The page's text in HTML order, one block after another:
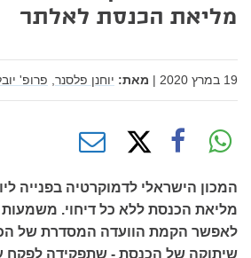
מליאת הכנסת לאלתר
19 במרץ 2020 | מאת: יוחנן פלסנר, פרופ'
המכון הישראלי לדמוקרטיה בפנייה
מליאת הכנסת ללא כל דיחוי.
לאפשר הקמת הוועדה המסדרת של
שיתוקה של הכנסת - שתפקידה לפקח